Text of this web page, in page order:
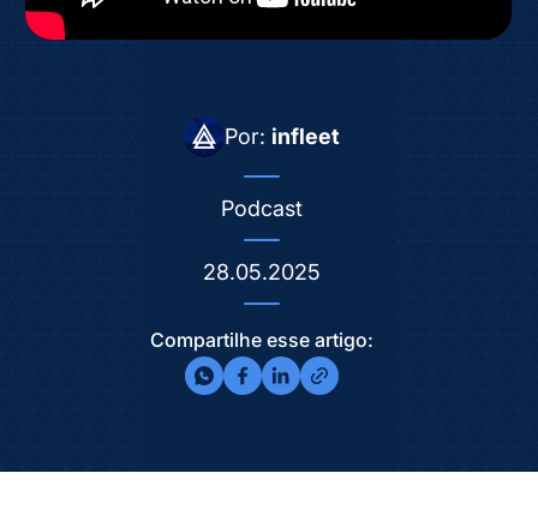
Por: infleet
Podcast
28.05.2025
Compartilhe esse artigo: